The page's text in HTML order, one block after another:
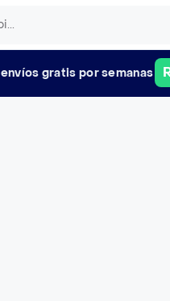
envíos gratis por semanas